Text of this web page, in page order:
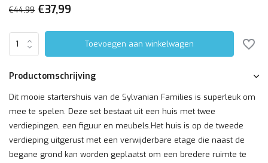
€44,99 €37,99
Toevoegen aan winkelwagen
Productomschrijving
Dit mooie startershuis van de Sylvanian Families is superleuk om
mee te spelen. Deze set bestaat uit een huis met twee
verdiepingen, een figuur en meubels.Het huis is op de tweede
verdieping uitgerust met een verwijderbare etage die naast de
begane grond kan worden geplaatst om een bredere ruimte te